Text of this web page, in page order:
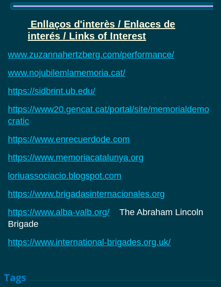
Enllaços d'interès / Enlaces de
interés / Links of Interest
www.zuzannahertzberg.com/performance/
www.nojubilemlamemoria.cat/
https://sidbrint.ub.edu/
https://www20.gencat.cat/portal/site/memorialdemo
cratic
https://www.enrecuerdode.com
https://www.memoriacatalunya.org
loriuassociacio.blogspot.com
https://www.brigadasinternacionales.org
https://www.alba-valb.org/ The Abraham Lincoln
Brigade
https://www.international-brigades.org.uk/
Tags